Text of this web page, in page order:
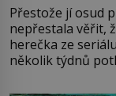
Přestože jí osud
nepřestala věřit, že
herečka ze
několik týdnů